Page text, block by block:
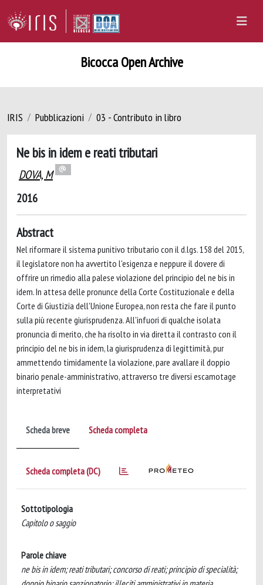
Bicocca Open Archive
IRIS Pubblicazioni 03 - Contributo in libro
Ne bis in idem e reati tributari
DOVA, M
2016
Abstract
Nel riformare il sistema punitivo tributario con il d.lgs. 158 del 2015,
il legislatore non ha avvertito l'esigenza e neppure il dovere di
offrire un rimedio alla palese violazione del principio del ne bis in
idem. In attesa delle pronunce della Corte Costituzionale e della
Corte di Giustizia dell'Unione Europea, non resta che fare il punto
sulla più recente giurisprudenza. All'infuori di qualche isolata
pronuncia di merito, che ha risolto in via diretta il contrasto con il
principio del ne bis in idem, la giurisprudenza di legittimità, pur
ammettendo timidamente la violazione, pare avallare il doppio
binario penale-amministrativo, attraverso tre diversi escamotage
interpretativi
Scheda breve Scheda completa
Scheda completa (DC)
Sottotipologia
Capitolo o saggio
Parole chiave
ne bis in idem; reati tributari; concorso di reati; principio di specialità;